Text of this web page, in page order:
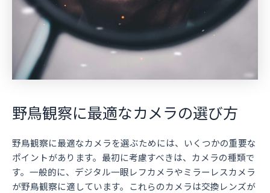
野鳥観察に最適なカメラの選び方
野鳥観察に最適なカメラを選ぶためには、いくつかの重要な
ポイントがあります。最初に考慮すべきは、カメラの種類で
す。一般的に、デジタル一眼レフカメラやミラーレスカメラ
が野鳥観察に適しています。これらのカメラは交換レンズが